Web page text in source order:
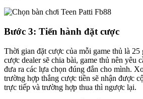
Bước 3: Tiến hành đặt cược
Thời gian đặt cược của mỗi game thủ là
cược dealer sẽ chia bài, game thủ nên yêu
đưa ra các lựa chọn đúng đắn cho mình.
trường hợp thắng cược tiền sẽ nhận được
trực tiếp và trường hợp thua thì ngược lại.